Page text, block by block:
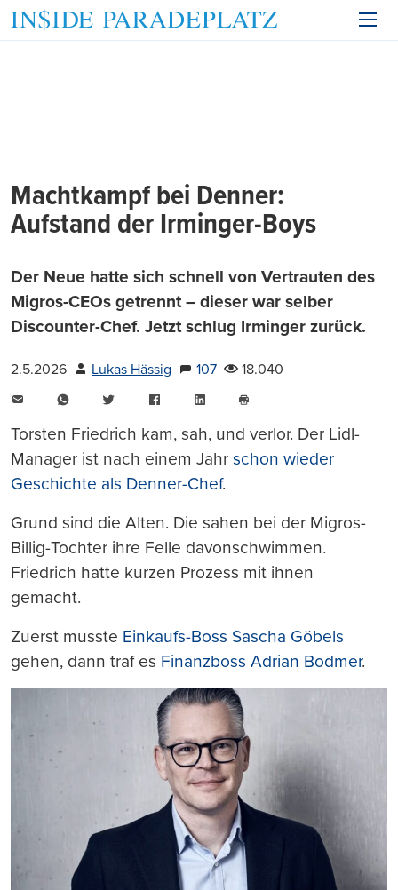
Machtkampf bei Denner:
Aufstand der Irminger-Boys
Der Neue hatte sich schnell von Vertrauten des
Migros-CEOs getrennt – dieser war selber
Discounter-Chef. Jetzt schlug Irminger zurück.
2.5.2026 Lukas Hässig 107
18.040
WhatsAppTwitter FacebookLinkedIn
drucken
Torsten Friedrich kam, sah, und verlor. Der Lidl-
Manager ist nach einem Jahr schon wieder
Geschichte als Denner-Chef.
Grund sind die Alten. Die sahen bei der Migros-
Billig-Tochter ihre Felle davonschwimmen.
Friedrich hatte kurzen Prozess mit ihnen
gemacht.
Zuerst musste Einkaufs-Boss Sascha Göbels
gehen, dann traf es Finanzboss Adrian Bodmer.